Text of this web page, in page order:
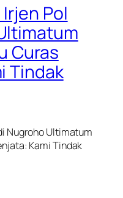
Pol
Curas
Tindak
Nugroho Ultimatum
Kami Tindak